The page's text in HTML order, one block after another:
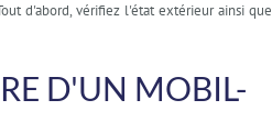
d'abord, vérifiez l'état extérieur ainsi que
D'UN MOBIL-